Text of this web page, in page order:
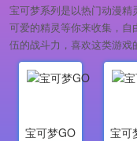
宝可梦系列是以热门动漫
可爱的精灵等你来收集，
伍的战斗力，喜欢这类游戏
宝可梦GO
宝可